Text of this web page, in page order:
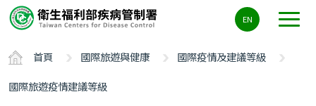
要
容
ALT+C
EN
首頁 國際旅遊與健康
國際疫情及建議等級
國際旅遊疫情建議等級